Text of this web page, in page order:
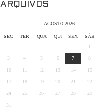
ARQUIVOS
AGOSTO 2026
SEG TER QUA QUI SEX SÁB
1
3 4 5 6 7 8
10 11 12 13 14 15
17 18 19 20 21 22
24 25 26 27 28 29
31